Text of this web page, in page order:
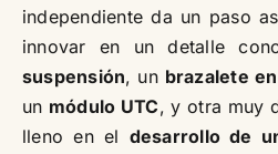
independiente da un paso
innovar en un detalle
suspensión, un brazalete
un módulo UTC, y otra muy
lleno en el desarrollo de